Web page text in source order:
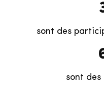
sont des
sont